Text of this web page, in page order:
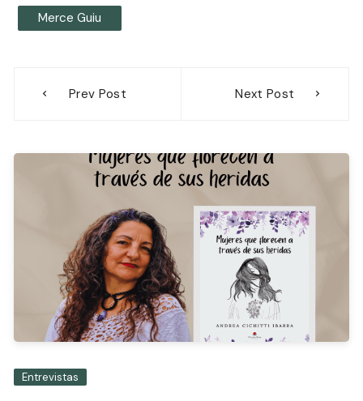
Merce Guiu
Prev Post Next Post
Entrevistas